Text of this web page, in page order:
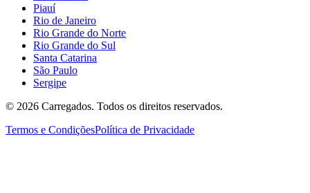
Piauí
Rio de Janeiro
Rio Grande do Norte
Rio Grande do Sul
Santa Catarina
São Paulo
Sergipe
© 2026 Carregados. Todos os direitos reservados.
Termos e CondiçõesPolítica de Privacidade